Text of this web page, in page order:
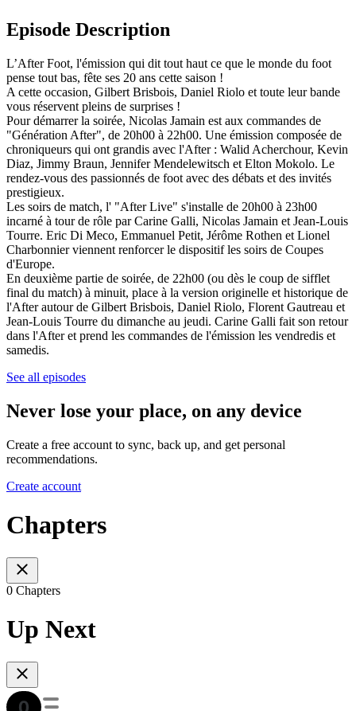
Episode Description
L’After Foot, l'émission qui dit tout haut ce que le monde du foot
pense tout bas, fête ses 20 ans cette saison !
A cette occasion, Gilbert Brisbois, Daniel Riolo et toute leur bande
vous réservent pleins de surprises !
Pour démarrer la soirée, Nicolas Jamain est aux commandes de
"Génération After", de 20h00 à 22h00. Une émission composée de
chroniqueurs qui ont grandis avec l'After : Walid Acherchour, Kevin
Diaz, Jimmy Braun, Jennifer Mendelewitsch et Elton Mokolo. Le
rendez-vous des passionnés de foot avec des débats et des invités
prestigieux.
Les soirs de match, l' "After Live" s'installe de 20h00 à 23h00
incarné à tour de rôle par Carine Galli, Nicolas Jamain et Jean-Louis
Tourre. Eric Di Meco, Emmanuel Petit, Jérôme Rothen et Lionel
Charbonnier viennent renforcer le dispositif les soirs de Coupes
d'Europe.
En deuxième partie de soirée, de 22h00 (ou dès le coup de sifflet
final du match) à minuit, place à la version originelle et historique de
l'After autour de Gilbert Brisbois, Daniel Riolo, Florent Gautreau et
Jean-Louis Tourre du dimanche au jeudi. Carine Galli fait son retour
dans l'After et prend les commandes de l'émission les vendredis et
samedis.
See all episodes
Never lose your place, on any device
Create a free account to sync, back up, and get personal
recommendations.
Create account
Chapters
0 Chapters
Up Next